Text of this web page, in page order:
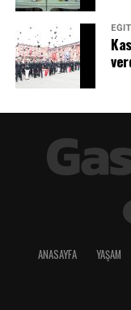
ANASAYFA YAŞAM